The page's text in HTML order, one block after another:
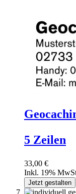
5 Zeilen
33,00 €
Inkl. 19%
Jetzt gestalten